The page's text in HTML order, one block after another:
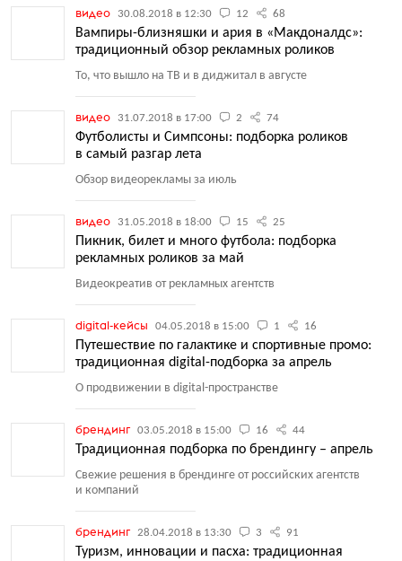
видео 30.08.2018 в 12:30 12 68
Вампиры-близняшки и ария в «Макдоналдс»:
традиционный обзор рекламных роликов
То, что вышло на ТВ и в диджитал в августе
видео 31.07.2018 в 17:00 2 74
Футболисты и Симпсоны: подборка роликов
в самый разгар лета
Обзор видеорекламы за июль
видео 31.05.2018 в 18:00 15 25
Пикник, билет и много футбола: подборка
рекламных роликов за май
Видеокреатив от рекламных агентств
digital-кейсы 04.05.2018 в 15:00 1 16
Путешествие по галактике и спортивные промо:
традиционная digital-подборка за апрель
О продвижении в digital-пространстве
брендинг 03.05.2018 в 15:00 16 44
Традиционная подборка по брендингу – апрель
Свежие решения в брендинге от российских агентств
и компаний
брендинг 28.04.2018 в 13:30 3 91
Туризм, инновации и пасха: традиционная